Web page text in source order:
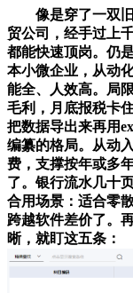
像是穿了一双旧
贸公司，经手过上
都能快速顶岗。仍
本小微企业，从动
能全、人效高。局
毛利，月底报税卡
把数据导出来再用
编纂的格局。从动
费，支撑按年或多
了。银行流水几十
合用场景：适合零
跨越软件差价了。
晰，就盯这五条：